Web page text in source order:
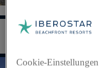
Cookie-Einstellungen